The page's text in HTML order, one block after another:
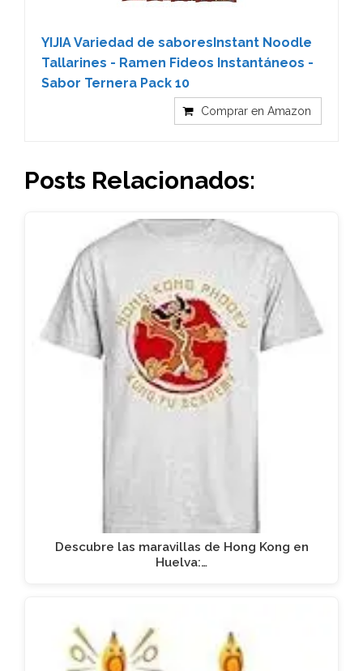
YIJIA Variedad de saboresInstant Noodle
Tallarines - Ramen Fideos Instantáneos -
Sabor Ternera Pack 10
Comprar en Amazon
Posts Relacionados:
Descubre las maravillas de Hong Kong en
Huelva:…